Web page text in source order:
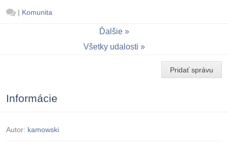
| Komunita
Ďalšie
Všetky udalosti
Pridať správu
Informácie
Autor: kamowski